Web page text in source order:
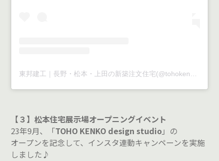
【３】松本住宅展示場オープニングイベント
23年9月、「TOHO KENKO design studio」の
オープンを記念して、インスタ連動キャンペーンを実施
しました♪